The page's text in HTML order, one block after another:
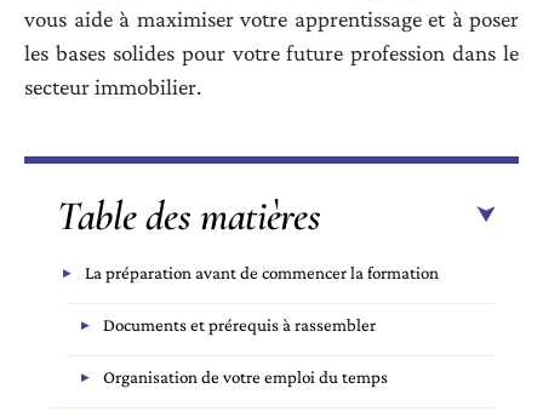
vous aide à maximiser votre apprentissage et à poser
les bases solides pour votre future profession dans le
secteur immobilier.
Table des matières
La préparation avant de commencer la formation
Documents et prérequis à rassembler
Organisation de votre emploi du temps